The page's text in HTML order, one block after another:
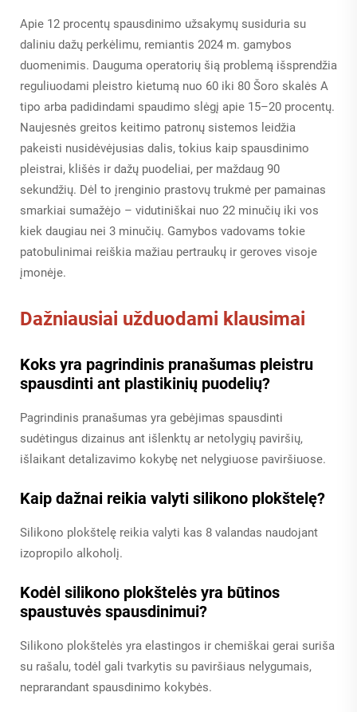
Apie 12 procentų spausdinimo užsakymų susiduria su
daliniu dažų perkėlimu, remiantis 2024 m. gamybos
duomenimis. Dauguma operatorių šią problemą išsprendžia
reguliuodami pleistro kietumą nuo 60 iki 80 Šoro skalės A
tipo arba padidindami spaudimo slėgį apie 15–20 procentų.
Naujesnės greitos keitimo patronų sistemos leidžia
pakeisti nusidėvėjusias dalis, tokius kaip spausdinimo
pleistrai, klišės ir dažų puodeliai, per maždaug 90
sekundžių. Dėl to įrenginio prastovų trukmė per pamainas
smarkiai sumažėjo – vidutiniškai nuo 22 minučių iki vos
kiek daugiau nei 3 minučių. Gamybos vadovams tokie
patobulinimai reiškia mažiau pertraukų ir geroves visoje
įmonėje.
Dažniausiai užduodami klausimai
Koks yra pagrindinis pranašumas pleistru
spausdinti ant plastikinių puodelių?
Pagrindinis pranašumas yra gebėjimas spausdinti
sudėtingus dizainus ant išlenktų ar netolygių paviršių,
išlaikant detalizavimo kokybę net nelygiuose paviršiuose.
Kaip dažnai reikia valyti silikono plokštelę?
Silikono plokštelę reikia valyti kas 8 valandas naudojant
izopropilo alkoholį.
Kodėl silikono plokštelės yra būtinos
spaustuvės spausdinimui?
Silikono plokštelės yra elastingos ir chemiškai gerai suriša
su rašalu, todėl gali tvarkytis su paviršiaus nelygumais,
neprarandant spausdinimo kokybės.